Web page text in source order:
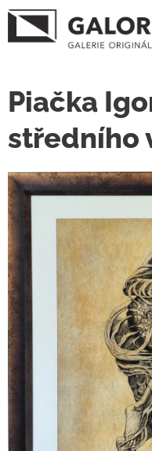
Piačka
středního